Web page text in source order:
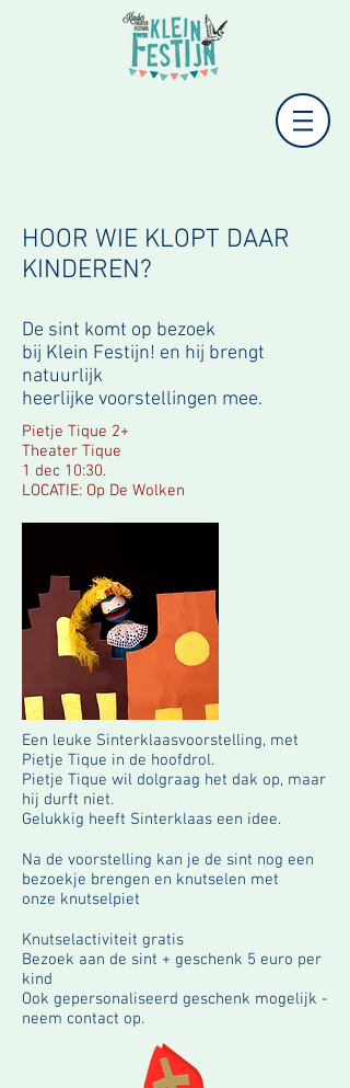
HOOR WIE KLOPT DAAR
KINDEREN?
De sint komt op bezoek
bij Klein Festijn! en hij brengt
natuurlijk
heerlijke voorstellingen mee.
Pietje Tique 2+
Theater Tique
1 dec 10:30.
LOCATIE: Op De Wolken
Een leuke Sinterklaasvoorstelling, met
Pietje Tique in de hoofdrol.
Pietje Tique wil dolgraag het dak op, maar
hij durft niet.
Gelukkig heeft Sinterklaas een idee.
Na de voorstelling kan je de sint nog een
bezoekje brengen en knutselen met
onze knutselpiet
Knutselactiviteit gratis
Bezoek aan de sint + geschenk 5 euro per
kind
Ook gepersonaliseerd geschenk mogelijk -
neem contact op.